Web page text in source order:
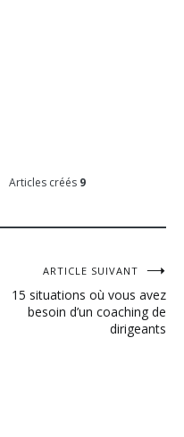
Articles créés 9
ARTICLE SUIVANT
15 situations où vous avez
besoin d’un coaching de
dirigeants